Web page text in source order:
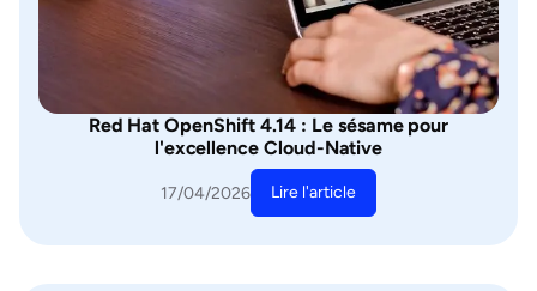
Red Hat OpenShift 4.14 : Le sésame pour
l'excellence Cloud-Native
17/04/2026 Lire l'article